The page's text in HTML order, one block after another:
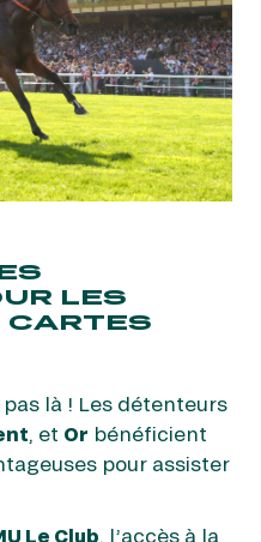
LES
CARTES
là ! Les détenteurs
, et Or bénéficient
pour assister
Le Club, l’accès à la